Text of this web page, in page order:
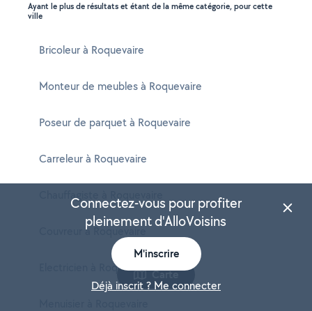
Ayant le plus de résultats et étant de la même catégorie, pour cette
ville
Bricoleur à Roquevaire
Monteur de meubles à Roquevaire
Poseur de parquet à Roquevaire
Carreleur à Roquevaire
Chauffagiste à Roquevaire
Couvreur à Roquevaire
Electricien à RoquevaireCarte
Connectez-vous pour profiter
pleinement d'AlloVoisins
M'inscrire
Déjà inscrit ? Me connecter